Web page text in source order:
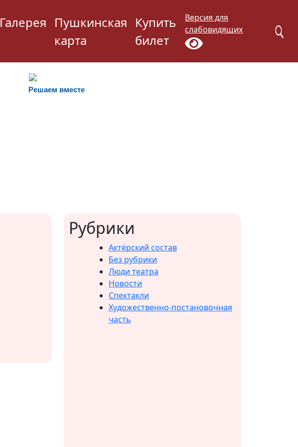
Галерея Пушкинская
карта
Купить
билет
Версия для
слабовидящих
Решаем вместе
Рубрики
Актёрский состав
Без рубрики
Люди театра
Новости
Спектакли
Художественно-постановочная
часть